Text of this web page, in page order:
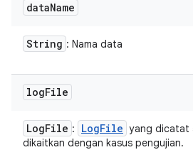
dataName
String : Nama data
logFile
LogFile : LogFile yang dicatat
dikaitkan dengan kasus pengujian.